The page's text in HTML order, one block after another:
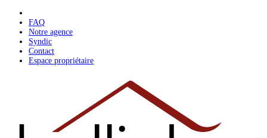
content
FAQ
Notre agence
Syndic
Contact
Espace propriétaire